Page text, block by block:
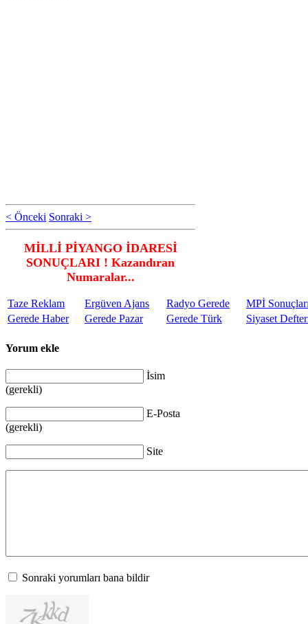
< Önceki Sonraki >
MİLLİ PİYANGO İDARESİ
SONUÇLARI ! Kazandıran
Numaralar...
Taze Reklam Ergüven Ajans Radyo Gerede
MPİ
Gerede Haber
Gerede Pazar Gerede Türk Siyaset
Yorum ekle
İsim
(gerekli)
E-Posta
(gerekli)
Site
Sonraki yorumları bana bildir